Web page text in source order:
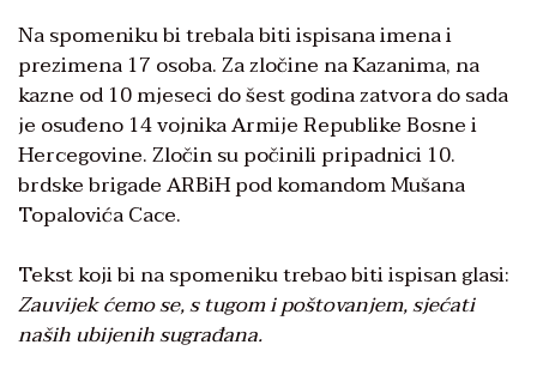
Na spomeniku bi trebala biti ispisana imena i
prezimena 17 osoba. Za zločine na Kazanima, na
kazne od 10 mjeseci do šest godina zatvora do sada
je osuđeno 14 vojnika Armije Republike Bosne i
Hercegovine. Zločin su počinili pripadnici 10.
brdske brigade ARBiH pod komandom Mušana
Topalovića Cace.
Tekst koji bi na spomeniku trebao biti ispisan glasi:
Zauvijek ćemo se, s tugom i poštovanjem, sjećati
naših ubijenih sugrađana.